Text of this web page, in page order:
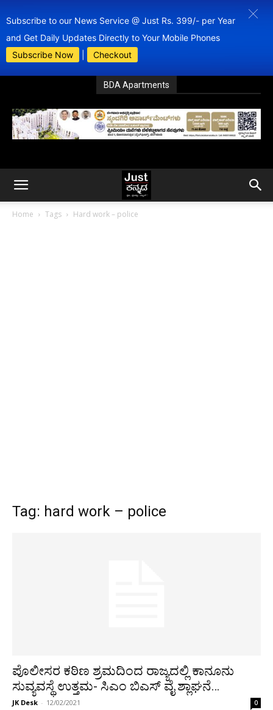
Subscribe to our News Service @ Just Rs. 399/- per Year
and Get Daily Updates Directly to Your Mobile Phones
Subscribe Now
Checkout
BDA Apartments
Home Tags Hard work – police
Tag: hard work – police
ಪೊಲೀಸರ ಕಠಿಣ ಶ್ರಮದಿಂದ ರಾಜ್ಯದಲ್ಲಿ ಕಾನೂನು
ಸುವ್ಯವಸ್ಥೆ ಉತ್ತಮ- ಸಿಎಂ ಬಿಎಸ್ ವೈ ಶ್ಲಾಘನೆ…
JK Desk - 12/02/2021 0